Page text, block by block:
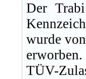
Der
wurde
TÜV-